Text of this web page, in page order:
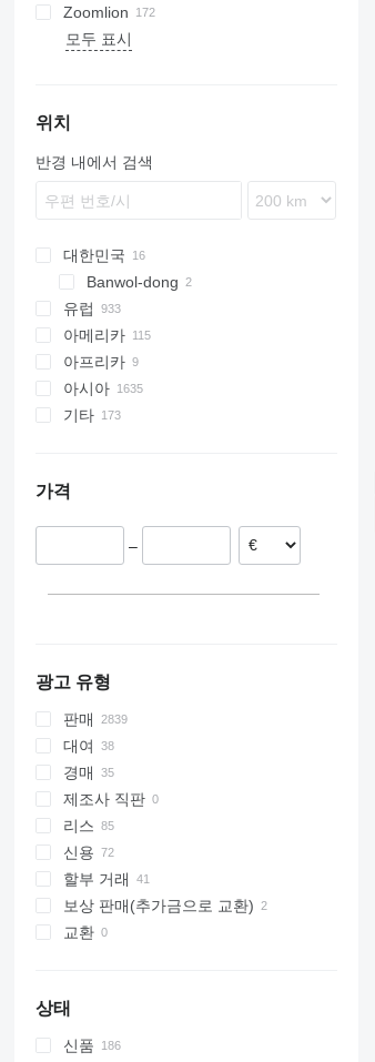
SS
LRT
LTC
R-series
RTC
SRC
STC
630
640
377
1265
GR
GT
T-series
AC
RC
GR
QAY
Zoomlion
QUY
모두 표시
위치
반경 내에서 검색
대한민국
Banwol-dong
유럽
네덜란드
독일
폴란드
영국
모두 표시
아메리카
미국
멕시코
캐나다
아프리카
가나
탄자니아
아시아
중국
일본
기타
호주
가격
–
광고 유형
판매
대여
경매
제조사 직판
리스
신용
할부 거래
보상 판매(추가금으로 교환)
교환
상태
신품